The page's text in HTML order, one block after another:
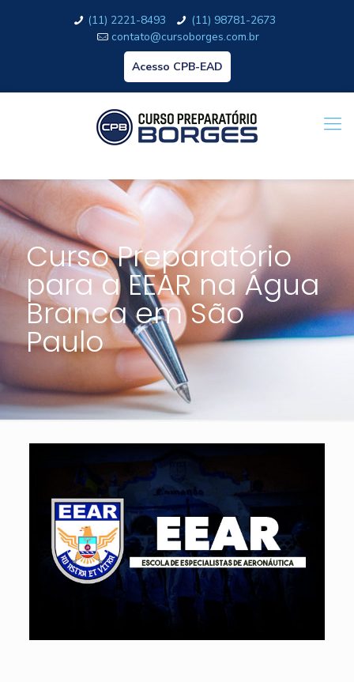
(11) 2221-8493
(11) 98781-2673
contato@cursoborges.com.br
Acesso CPB-EAD
Curso Preparatório
para a EEAR na Água
Branca em São
Paulo